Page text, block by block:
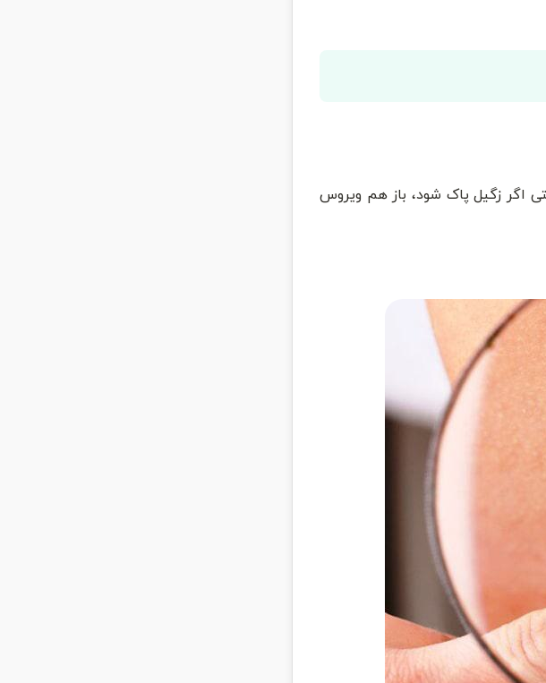
اگر زگیل پاک شود، باز هم ویروس